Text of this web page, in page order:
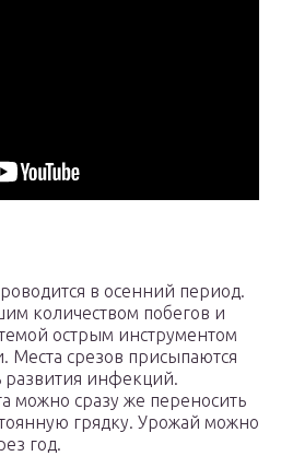
в осенний период.
количеством побегов и
острым инструментом
Места срезов присыпаются
развития инфекций.
можно сразу же переносить
грядку. Урожай можно
год.